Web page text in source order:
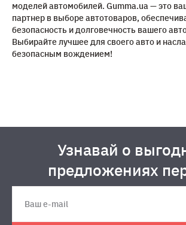
моделей автомобилей. Gumma.ua — это
партнер в выборе автотоваров,
безопасность и долговечность вашего
Выбирайте лучшее для своего авто и
безопасным вождением!
Узнавай о
предложениях